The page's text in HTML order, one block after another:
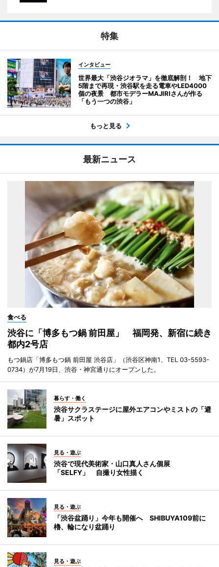
特集
インタビュー
世界最大「渋谷ジオラマ」を徹底解剖！ 地下
5階まで再現・渋谷駅を走る電車やLED4000
個の夜景 都市モデラーMAJIRIさんが作る
「もう一つの渋谷」
もっと見る
最新ニュース
食べる
渋谷に「博多もつ鍋 前田屋」 福岡発、新宿に続き
都内2号店
もつ鍋店「博多もつ鍋 前田屋 渋谷店」（渋谷区神南1、TEL 03-5593-
0734）が7月19日、渋谷・神宮通りにオープンした。
暮らす・働く
渋谷サクラステージに屋外エアコンやミストの「避
暑」スポット
見る・遊ぶ
渋谷で現代美術家・山口真人さん個展
「SELFY」 自撮り女性描く
見る・遊ぶ
「渋谷盆踊り」今年も開催へ SHIBUYA109前に
櫓、輪になり盆踊り
見る・遊ぶ